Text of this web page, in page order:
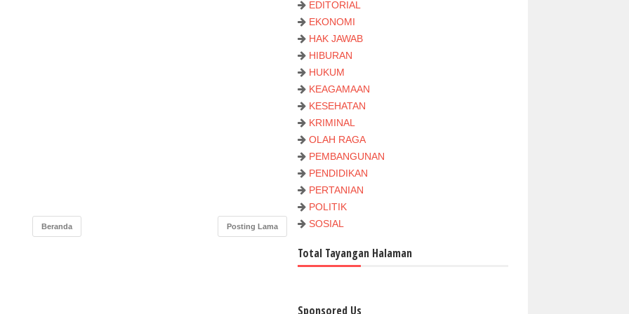
Posting Lama
Beranda
EDITORIAL
EKONOMI
HAK JAWAB
HIBURAN
HUKUM
KEAGAMAAN
KESEHATAN
KRIMINAL
OLAH RAGA
PEMBANGUNAN
PENDIDIKAN
PERTANIAN
POLITIK
SOSIAL
Total Tayangan Halaman
Sponsored Us